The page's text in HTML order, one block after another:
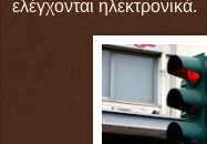
ελέγχονται ηλεκτρονικά.